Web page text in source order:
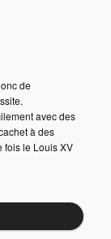
de
avec des
à des
fois le Louis XV